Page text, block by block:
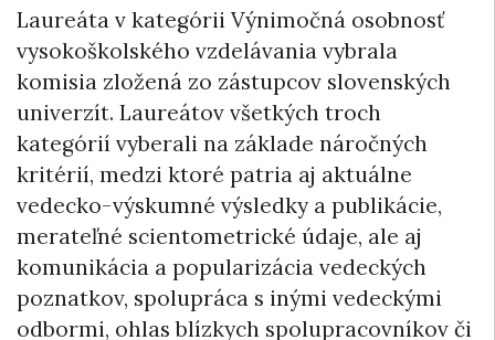
Laureáta v kategórii Výnimočná osobnosť
vysokoškolského vzdelávania vybrala
komisia zložená zo zástupcov slovenských
univerzít. Laureátov všetkých troch
kategórií vyberali na základe náročných
kritérií, medzi ktoré patria aj aktuálne
vedecko-výskumné výsledky a publikácie,
merateľné scientometrické údaje, ale aj
komunikácia a popularizácia vedeckých
poznatkov, spolupráca s inými vedeckými
odbormi, ohlas blízkych spolupracovníkov či